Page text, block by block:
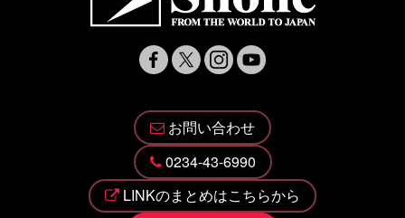
お問い合わせ
0234-43-6990
LINKのまとめはこちらから